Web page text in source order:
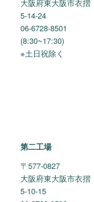
大阪府東大阪市衣摺
5-14-24
06-6728-8501
(8:30~17:30)
※土日祝除く
第二工場
〒577-0827
大阪府東大阪市衣摺
5-10-15